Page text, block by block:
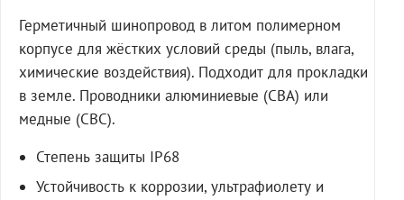
Герметичный шинопровод в литом полимерном
корпусе для жёстких условий среды (пыль, влага,
химические воздействия). Подходит для прокладки
в земле. Проводники алюминиевые (СВА) или
медные (СВС).
Степень защиты IP68
Устойчивость к коррозии, ультрафиолету и